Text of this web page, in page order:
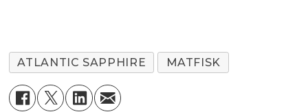
ATLANTIC SAPPHIRE MATFISK